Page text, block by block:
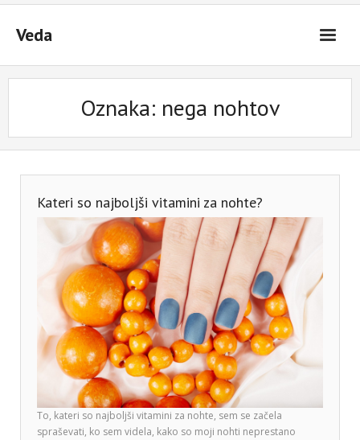
Skip
contentVeda
Oznaka: nega nohtov
Kateri so najboljši vitamini za nohte?
To, kateri so najboljši vitamini za nohte, sem se začela
spraševati, ko sem videla, kako so moji nohti neprestano